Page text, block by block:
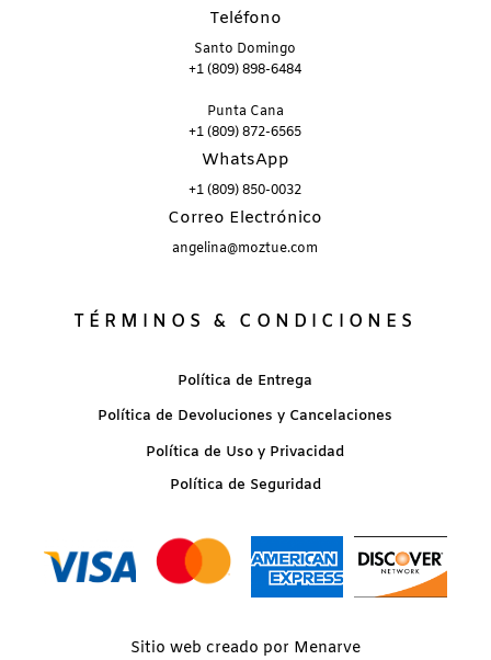
Teléfono
Santo Domingo
+1 (809) 898-6484
Punta Cana
+1 (809) 872-6565
WhatsApp
+1 (809) 850-0032
Correo Electrónico
angelina@moztue.com
TÉRMINOS & CONDICIONES
Política de Entrega
Política de Devoluciones y Cancelaciones
Política de Uso y Privacidad
Política de Seguridad
Sitio web creado por Menarve